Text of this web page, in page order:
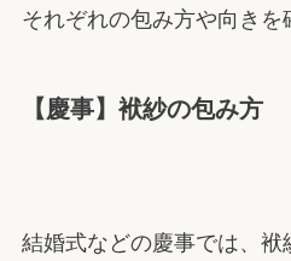
それぞれの包み方や向きを
【慶事】袱紗の包み方
結婚式などの慶事では、袱